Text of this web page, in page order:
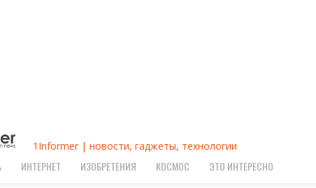
1Informer | новости, гаджеты, технологии
ИНТЕРНЕТ ИЗОБРЕТЕНИЯ КОСМОС ЭТО ИНТЕРЕСНО